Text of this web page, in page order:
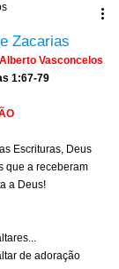
Zacarias
Vasconcelos
1:67-79
Escrituras, Deus
que a receberam
a Deus!
de adoração